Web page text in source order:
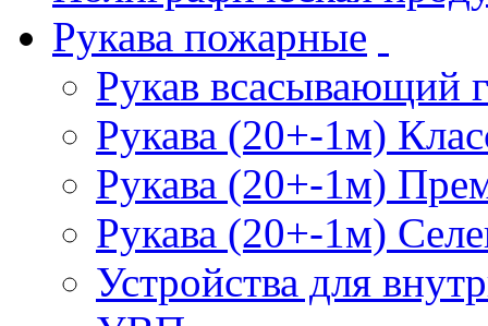
Рукава пожарные
Рукав всасывающий
Рукава (20+-1м)
Рукава (20+-1м)
Рукава (20+-1м)
Устройства для